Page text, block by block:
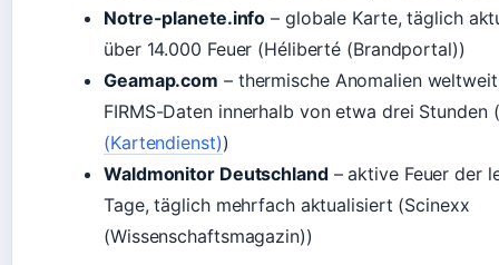
Notre-planete.info – globale Karte, täglich
über 14.000 Feuer (Héliberté (Brandportal))
Geamap.com – thermische Anomalien
FIRMS-Daten innerhalb von etwa drei Stunden (
(Kartendienst))
Waldmonitor Deutschland– aktive Feuer der
Tage, täglich mehrfach aktualisiert (Scinexx
(Wissenschaftsmagazin))